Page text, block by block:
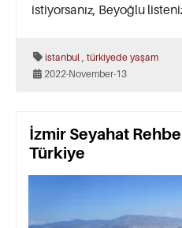
istiyorsanız, Beyoğlu
istanbul , türkiyede yaşam
2022-November-13
İzmir Seyahat
Türkiye